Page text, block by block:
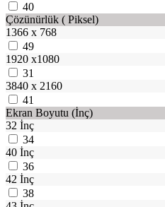
40
Çözünürlük ( Piksel)
1366 x 768
49
1920 x1080
31
3840 x 2160
41
Ekran Boyutu (İnç)
32 İnç
34
40 İnç
36
42 İnç
38